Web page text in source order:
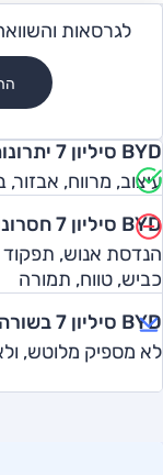
לגרסאות
BYD סיליון 7 יתרונות
עיצוב, מרווח, אבזור,
BYD סיליון 7 חסרונות
הנדסת אנוש, תפקוד
כביש, טווח, תמורה
BYD סיליון 7 בשורה תחתונה
לא מספיק מלוטש,